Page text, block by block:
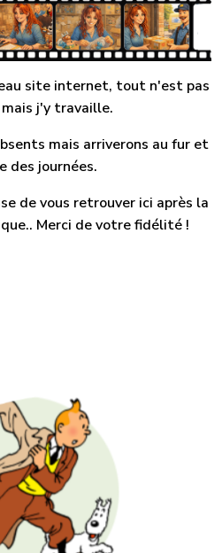
site internet, tout n'est pas
j'y travaille.
mais arriverons au fur et
des journées.
de vous retrouver ici après la
Merci de votre fidélité !